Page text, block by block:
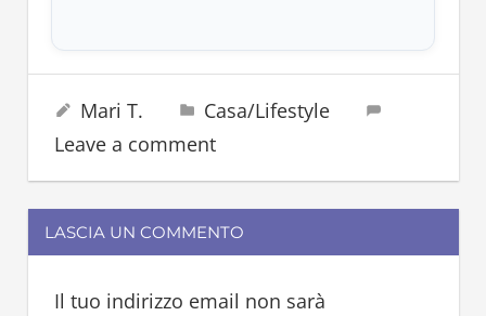
credenze
erbe
salvia
tisana
28 Luglio 2024
Mari T.
Casa/Lifestyle
Leave a comment
LASCIA UN COMMENTO
Il tuo indirizzo email non sarà